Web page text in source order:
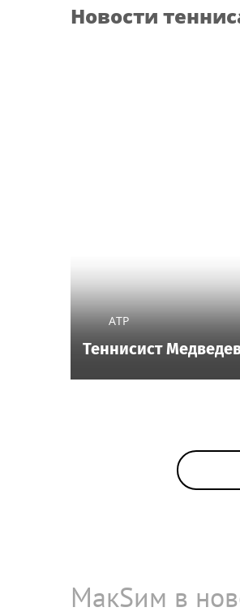
Новости
ATP
Теннисист
МакSим в